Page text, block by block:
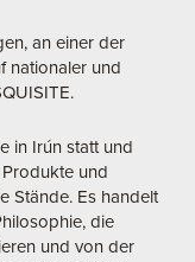
an einer der
nationaler und
in Irún statt und
und
Stände. Es handelt
die
und von der